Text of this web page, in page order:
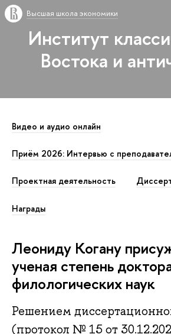
Высшая школа экономики
Институт
Востока и
Видео и аудио онлайн
Приём 2026: Интервью с
Проектная деятельность
Награды
Леониду Когану
ученая степень
филологических наук
Решением
(протокол № 15 от